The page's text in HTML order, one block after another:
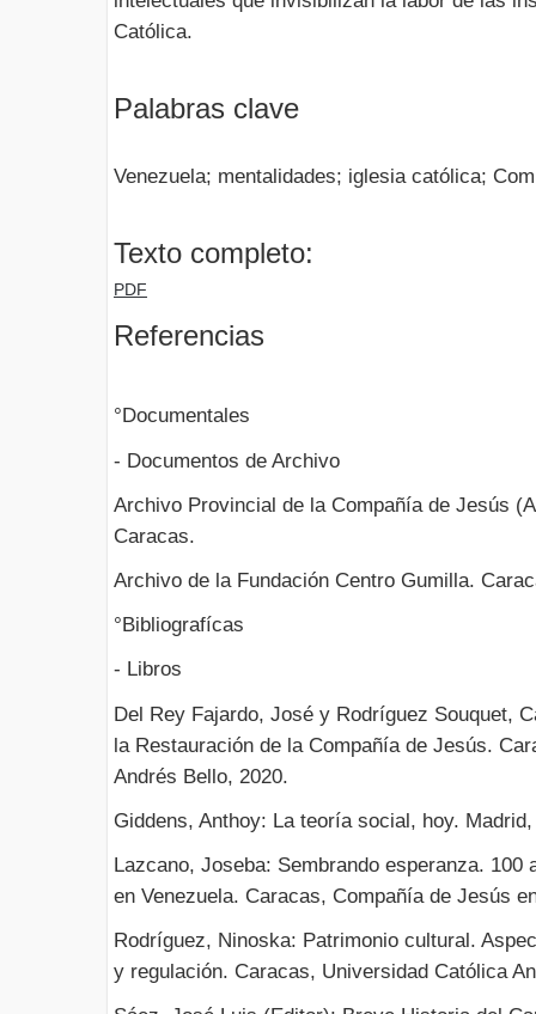
Católica.
Palabras clave
Venezuela; mentalidades; iglesia católica;
Texto completo:
PDF
Referencias
°Documentales
- Documentos de Archivo
Archivo Provincial de la Compañía de Jesús
Caracas.
Archivo de la Fundación Centro Gumilla.
°Bibliografícas
- Libros
Del Rey Fajardo, José y Rodríguez Souquet,
la Restauración de la Compañía de Jesús.
Andrés Bello, 2020.
Giddens, Anthoy: La teoría social, hoy.
Lazcano, Joseba: Sembrando esperanza. 100
en Venezuela. Caracas, Compañía de Jesús
Rodríguez, Ninoska: Patrimonio cultural.
y regulación. Caracas, Universidad Católica